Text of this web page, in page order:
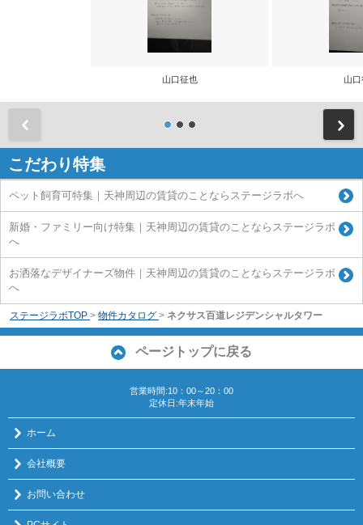
山口征也 山
こだわり特集
ペット飼育可特集｜天神周辺の賃貸のことならステージラボへ
新婚・ファミリー向け特集｜天神周辺の賃貸のことならステージラボ
へ
お洒落なデザイナーズ物件｜天神周辺の賃貸のことならステージラボ
へ
ステージラボTOP > 物件カタログ > ネクサス百道レジデンシャルタワー
ページトップに戻る
営業時間:10：00～20：00
定休日:年末年始
ホーム
会社概要
お問い合わせ